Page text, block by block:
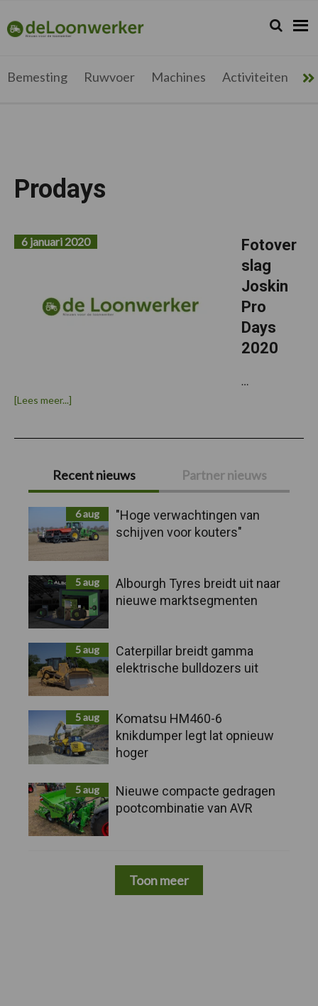
de
hoofdnavigatie
de
hoofd
de
eerste
de
voettekst
deloonwerker.be Zoeken...
Zoek
Bemesting Ruwvoer Machines Activiteiten
Prodays
Fotover
slag
Joskin
Pro
Days
2020
6 januari 2020
…
[Lees meer...]
Primaire
Sidebar
Recent nieuws Partner nieuws
6 aug
"Hoge verwachtingen van
schijven voor kouters"
5 aug
Albourgh Tyres breidt uit naar
nieuwe marktsegmenten
5 aug
Caterpillar breidt gamma
elektrische bulldozers uit
5 aug
Komatsu HM460-6
knikdumper legt lat opnieuw
hoger
5 aug
Nieuwe compacte gedragen
pootcombinatie van AVR
Toon meer